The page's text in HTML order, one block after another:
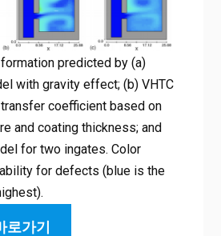
predicted by (a)
with gravity effect; (b) VHTC
coefficient based on
and coating thickness; and
for two ingates. Color
for defects (blue is the
로가기